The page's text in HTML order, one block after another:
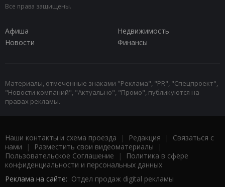
Все права защищены.
Афиша
Недвижимость
Новости
Финансы
Материалы, отмеченные знаками "Реклама", "PR", "Спецпроект",
"Новости компаний", "Актуально", "Промо", публикуются на
правах рекламы.
Наши контакты и схема проезда | Редакция | Связаться с
нами | Разместить свои видеоматериалы |
Пользовательское Соглашение |
Политика в сфере
конфиденциальности и персональных данных
Реклама на сайте: Отдел продаж digital рекламы